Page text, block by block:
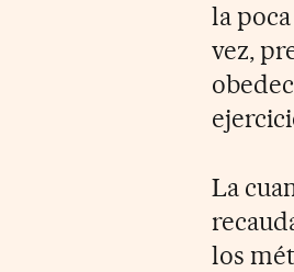
la
vez,
La
los